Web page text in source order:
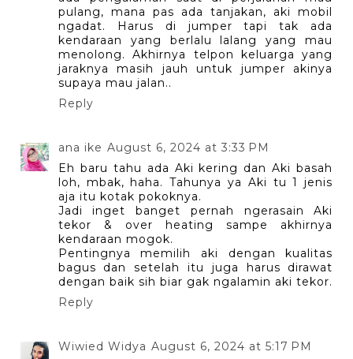
pulang, mana pas ada tanjakan, aki mobil
ngadat. Harus di jumper tapi tak ada
kendaraan yang berlalu lalang yang mau
menolong. Akhirnya telpon keluarga yang
jaraknya masih jauh untuk jumper akinya
supaya mau jalan..
Reply
ana ike August 6, 2024 at 3:33 PM
Eh baru tahu ada Aki kering dan Aki basah
loh, mbak, haha. Tahunya ya Aki tu 1 jenis
aja itu kotak pokoknya.
Jadi inget banget pernah ngerasain Aki
tekor & over heating sampe akhirnya
kendaraan mogok.
Pentingnya memilih aki dengan kualitas
bagus dan setelah itu juga harus dirawat
dengan baik sih biar gak ngalamin aki tekor.
Reply
Wiwied Widya August 6, 2024 at 5:17 PM